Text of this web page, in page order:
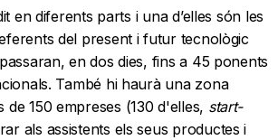
en diferents parts i una d’elles són les
del present i futur tecnològic
en dos dies, fins a 45 ponents
També hi haurà una zona
de 150 empreses (130 d'elles, start-
als assistents els seus productes i